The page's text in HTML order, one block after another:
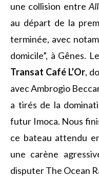
une collision entre
au départ de la
terminée, avec
domicile”, à Gênes.
Transat Café L’Or,
avec Ambrogio
a tirés de la
futur Imoca. Nous
ce bateau attendu
une carène
disputer The Ocean